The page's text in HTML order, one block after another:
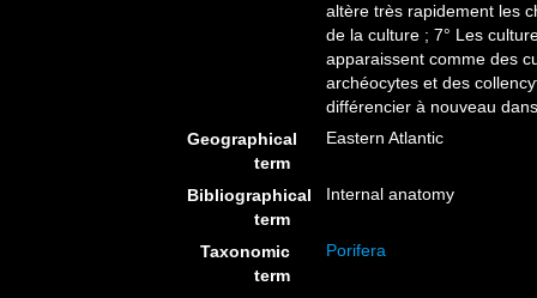
altère très rapidement les
de la culture ; 7° Les
apparaissent comme des
archéocytes et des
différencier à nouveau
Geographical
term
Eastern Atlantic
Bibliographical
term
Internal anatomy
Taxonomic
term
Porifera